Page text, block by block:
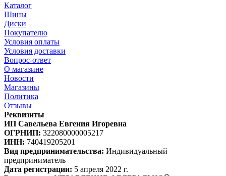
Каталог
Шины
Диски
Покупателю
Условия оплаты
Условия доставки
Вопрос-ответ
О магазине
Новости
Магазины
Политика
Отзывы
Реквизиты
ИП Савельева Евгения Игоревна
ОГРНИП: 322080000005217
ИНН: 740419205201
Вид предпринимательства: Индивидуальный
предприниматель
Дата регистрации: 5 апреля 2022 г.